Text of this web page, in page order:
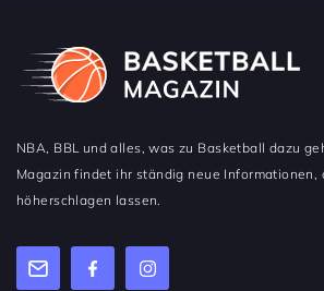
NBA, BBL und alles, was zu Basketball dazu
Magazin findet ihr ständig neue Informationen,
höherschlagen lassen.